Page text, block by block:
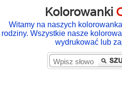
Kolorowanki
Witamy na naszych
rodziny. Wszystkie nasze
wydrukować lub